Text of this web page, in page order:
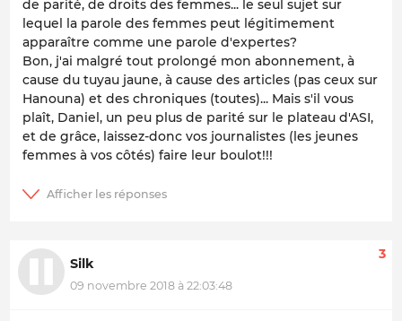
de parité, de droits des femmes... le seul sujet sur
lequel la parole des femmes peut légitimement
apparaître comme une parole d'expertes?
Bon, j'ai malgré tout prolongé mon abonnement, à
cause du tuyau jaune, à cause des articles (pas ceux sur
Hanouna) et des chroniques (toutes)... Mais s'il vous
plaît, Daniel, un peu plus de parité sur le plateau d'ASI,
et de grâce, laissez-donc vos journalistes (les jeunes
femmes à vos côtés) faire leur boulot!!!
Silk
09 novembre 2018 à 22:03:48
3